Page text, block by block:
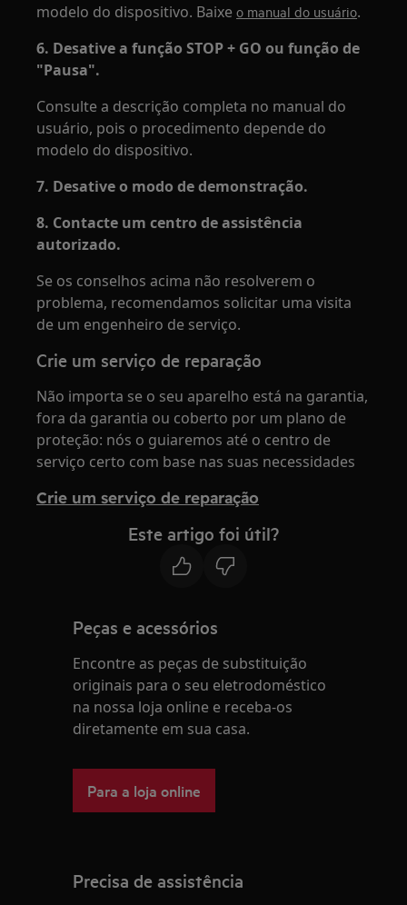
modelo do dispositivo. Baixeo manual do usuário.
6. Desative a função STOP + GO ou função de
"Pausa".
Consulte a descrição completa no manual do
usuário, pois o procedimento depende do
modelo do dispositivo.
7. Desative o modo de demonstração.
8. Contacte um centro de assistência
autorizado.
Se os conselhos acima não resolverem o
problema, recomendamos solicitar uma visita
de um engenheiro de serviço.
Crie um serviço de reparação
Não importa se o seu aparelho está na garantia,
fora da garantia ou coberto por um plano de
proteção: nós o guiaremos até o centro de
serviço certo com base nas suas necessidades
Crie um serviço de reparação
Este artigo foi útil?
Peças e acessórios
Encontre as peças de substituição
originais para o seu eletrodoméstico
na nossa loja online e receba-os
diretamente em sua casa.
Para a loja online
Precisa de assistência